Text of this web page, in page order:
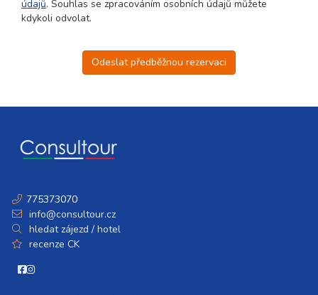
údajů. Souhlas se zpracováním osobních údajů můžete
kdykoli odvolat.
Odeslat předběžnou rezervaci
775373070
info@consultour.cz
hledat zájezd / hotel
recenze CK